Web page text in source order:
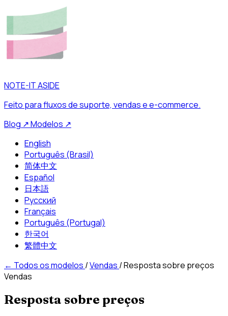
NOTE-IT ASIDE
Feito para fluxos de suporte, vendas e e-commerce.
Blog ↗Modelos ↗
English
Português (Brasil)
简体中文
Español
日本語
Русский
Français
Português (Portugal)
한국어
繁體中文
← Todos os modelos /Vendas /Resposta sobre preços
Vendas
Resposta sobre preços